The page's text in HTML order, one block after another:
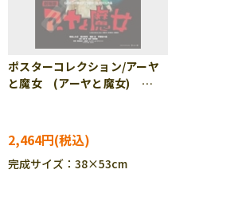
ポスターコレクション/アーヤ
と魔女 (アーヤと魔女)
2,464円
完成サイズ：38×53cm